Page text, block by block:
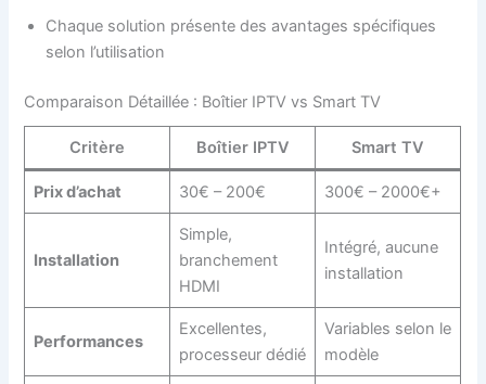
Chaque solution présente des avantages spécifiques
selon l’utilisation
Comparaison Détaillée : Boîtier IPTV vs Smart TV
Critère Boîtier IPTV Smart TV
Prix d’achat 30€ – 200€ 300€ – 2000€+
Installation
Simple,
branchement
HDMI
Intégré, aucune
installation
Performances
Excellentes,
processeur dédié
Variables selon le
modèle